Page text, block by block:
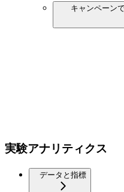
キャンペーン
実験アナリティクス
データと指標